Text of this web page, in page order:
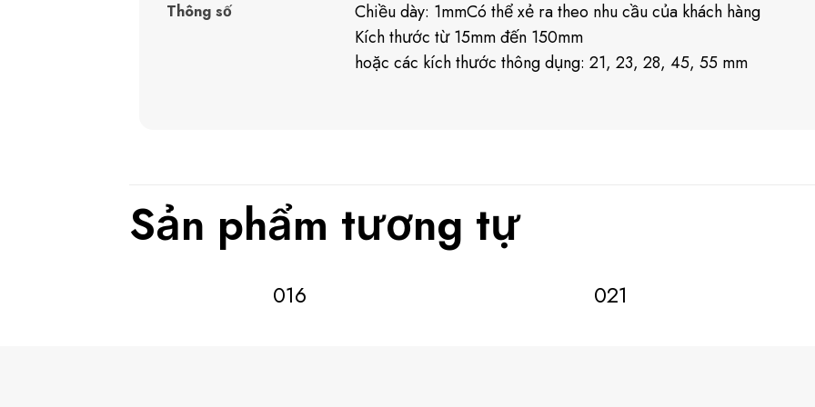
Thông số
Chiều dày: 1mmCó thể xẻ ra theo nhu cầu của khách hàng
Kích thước từ 15mm đến 150mm
hoặc các kích thước thông dụng: 21, 23, 28, 45, 55 mm
Sản phẩm tương tự
016 021